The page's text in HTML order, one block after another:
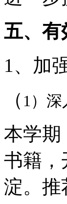
五、有
1、加
（ 1）
本学期
书籍，
淀。推